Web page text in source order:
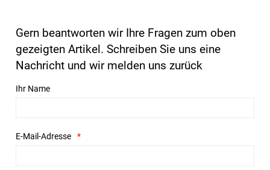
Gern beantworten wir Ihre Fragen zum oben
gezeigten Artikel. Schreiben Sie uns eine
Nachricht und wir melden uns zurück
Ihr Name
E-Mail-Adresse